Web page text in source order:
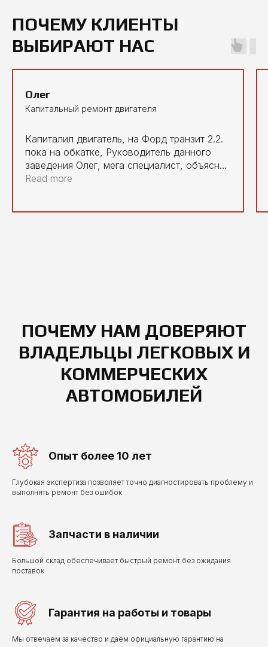
ПОЧЕМУ КЛИЕНТЫ
ВЫБИРАЮТ НАС
Олег
Капитальный ремонт двигателя
Капиталил двигатель, на Форд транзит 2.2.
пока на обкатке, Руководитель данного
заведения Олег, мега специалист, объяснит
посоветует, в данный момент мега позитив.
Read more
ПОЧЕМУ НАМ ДОВЕРЯЮТ
ВЛАДЕЛЬЦЫ ЛЕГКОВЫХ И
КОММЕРЧЕСКИХ
АВТОМОБИЛЕЙ
Опыт более 10 лет
Глубокая экспертиза позволяет точно диагностировать проблему и
выполнять ремонт без ошибок
Запчасти в наличии
Большой склад обеспечивает быстрый ремонт без ожидания
поставок
Гарантия на работы и товары
Мы отвечаем за качество и даём официальную гарантию на